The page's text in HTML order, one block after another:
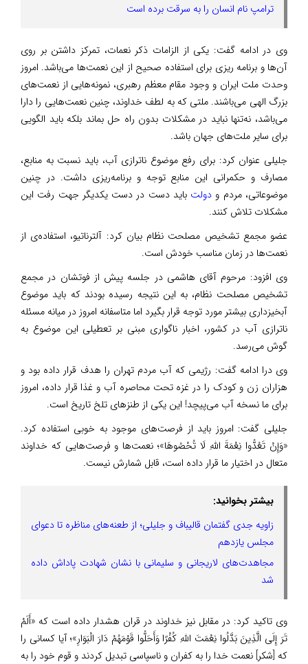
ترامپ نام انسان را به سرقت برده است
️وی در ادامه گفت: یکی از الزامات ذکر نعمات، تمرکز داشتن بر روی
آن‌ها و برنامه ریزی برای استفاده صحیح از این نعمت‌ها می‌باشد. امروز
وحدت ملت ایران و وجود مقام معظم رهبری، نمونه‌هایی از نعمت‌های
بزرگ الهی می‌باشند. ملتی که به لطف خداوند، چنین نعمت‌هایی را دارا
می‌باشد، نه‌تنها نباید در مشکلات بدون راه حل بماند بلکه باید الگویی
برای سایر ملت‌های جهان باشد.
️جلیلی عنوان کرد: برای رفع موضوع ناترازی آب، باید نسبت به منابع،
مصارف و حکمرانی این منابع توجه و برنامه‌ریزی داشت. در چنین
موضوعاتی، مردم و دولت باید دست در دست یکدیگر جهت رفت این
مشکلات تلاش کنند.
عضو مجمع تشخیص مصلحت نظام بیان کرد: آلترناتیو، استفاده‌ی از
نعمت‌ها در زمان مناسب خودش است.
وی افزود: مرحوم آقای هاشمی در جلسه پیش از فوتشان در مجمع
تشخیص مصلحت نظام، به این نتیجه رسیده بودند که باید موضوع
آبخیزداری بیشتر مورد توجه قرار بگیرد اما متاسفانه امروز در میانه مسئله
ناترازی آب در کشور، اخبار ناگواری مبنی بر تعطیلی این موضوع به
گوش می‌رسد.
️وی درا ادامه گفت: رژیمی که آب مردم تهران را هدف قرار داده بود و
هزاران زن و کودک را در غزه تحت محاصره آب و غذا قرار داده، امروز
برای ما نسخه آب می‌پیچد! این یکی از طنزهای تلخ تاریخ است.
جلیلی گفت: امروز باید از فرصت‌های موجود به خوبی استفاده کرد.
«وَإِنْ تَعُدُّوا نِعْمَةَ اللَّهِ لَا تُحْصُوهَا»؛ نعمت‌ها و فرصت‌هایی که خداوند
متعال در اختیار ما قرار داده است، قابل شمارش نیست.
بیشتر بخوانید:
زاویه جدی گفتمان قالیباف و جلیلی؛ از طعنه‌های مناظره تا دعوای
مجلس یازدهم
مجاهدت‌های لاریجانی و سلیمانی با نشان شهادت پاداش داده
شد
️وی تاکید کرد: در مقابل نیز خداوند در قران هشدار داده است که «أَلَمْ
تَرَ إِلَی الَّذِینَ بَدَّلُوا نِعْمَتَ اللَّهِ کُفْرًا وَأَحَلُّوا قَوْمَهُمْ دَارَ الْبَوَارِ»؛ آیا کسانی را
که [شکر] نعمت خدا را به کفران و ناسپاسی تبدیل کردند و قوم خود را به